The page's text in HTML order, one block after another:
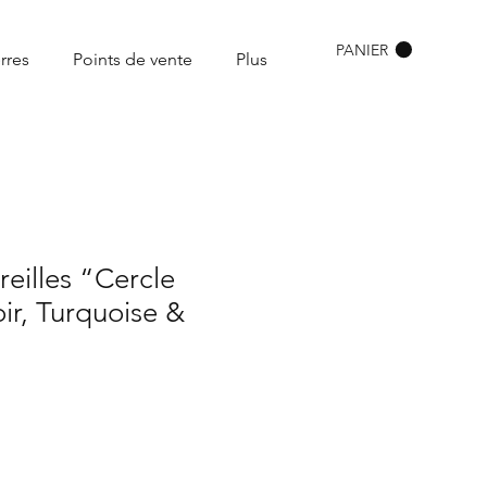
PANIER
Points de vente Plus
“Cercle
Turquoise &